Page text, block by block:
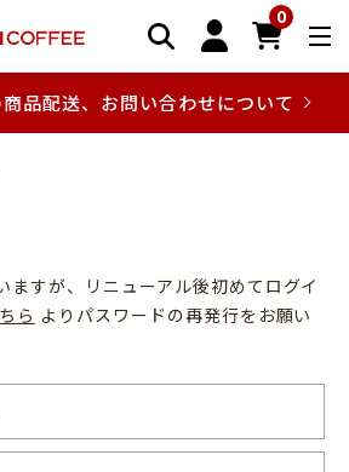
0
品配送、お問い合わせについて
ますが、リニューアル後初めてログイ
ら よりパスワードの再発行をお願い